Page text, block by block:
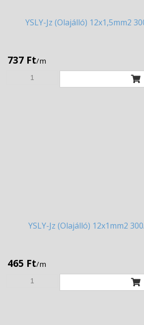
YSLY-Jz (Olajálló) 12x1,5mm2
737 Ft/m
YSLY-Jz (Olajálló) 12x1mm2
465 Ft/m